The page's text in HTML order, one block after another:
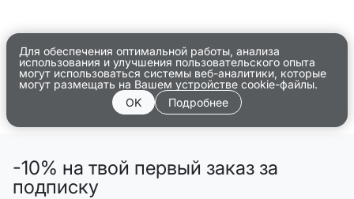
Для обеспечения оптимальной работы, анализа
использования и улучшения пользовательского опыта
могут использоваться системы веб-аналитики, которые
могут размещать на Вашем устройстве cookie-файлы.
OK
Подробнее
-10% на твой первый заказ за
подписку